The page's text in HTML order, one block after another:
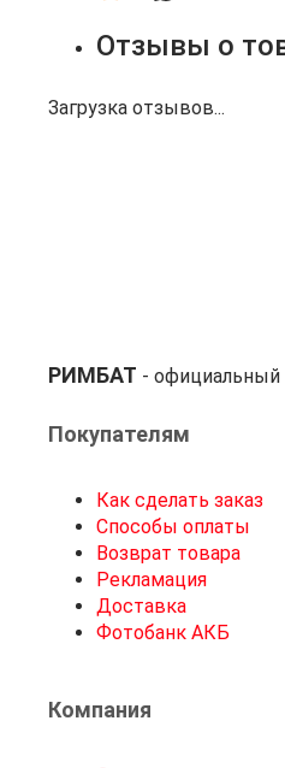
Отзывы о
Загрузка отзывов...
РИМБАТ - официальный
Покупателям
Как сделать заказ
Способы оплаты
Возврат товара
Рекламация
Доставка
Фотобанк АКБ
Компания